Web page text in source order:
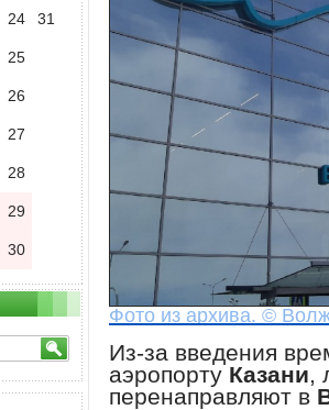
Фото из архива. ©
Из-за введения
аэропорту Казани,
перенаправляют в
24 31
25
26
27
28
29
30